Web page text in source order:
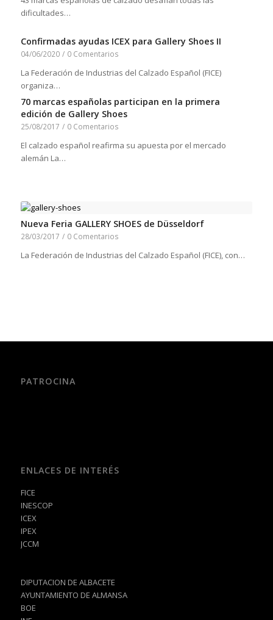
dificultades…
Confirmadas ayudas ICEX para Gallery Shoes II
04/06/2020 / 0 Comentarios
La Federación de Industrias del Calzado Español (FICE)
organiza…
70 marcas españolas participan en la primera
edición de Gallery Shoes
25/08/2017 / 0 Comentarios
El calzado español reafirma su apuesta por el mercado
alemán La…
Nueva Feria GALLERY SHOES de Düsseldorf
28/03/2017 / 0 Comentarios
La Federación de Industrias del Calzado Español (FICE), con…
PATROCINA
ENLACES DE INTERÉS
FICE
INESCOP
ICEX
IPEX
JCCM
DIPUTACION DE ALBACETE
AYUNTAMIENTO DE ALMANSA
BOE